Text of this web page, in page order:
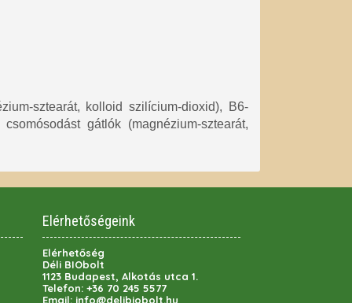
sztearát, kolloid szilícium-dioxid), B6-
gátlók (magnézium-sztearát,
Elérhetőségeink
Elérhetőség
Déli BIObolt
1123 Budapest, Alkotás utca 1.
Telefon: +36 70 245 5577
Email: info@delibiobolt.hu